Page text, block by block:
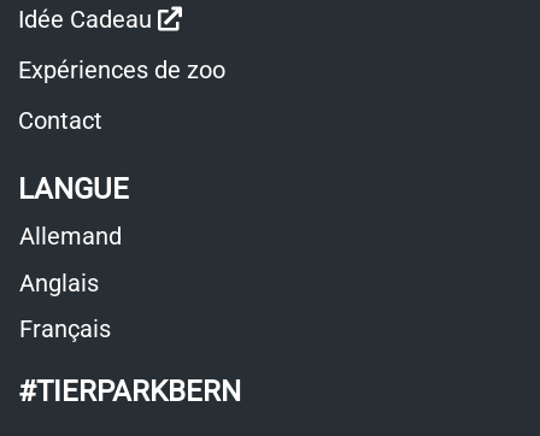
Idée Cadeau
Ouvre
dans
Expériences de zoo
Contact
LANGUE
Allemand
Anglais
Français
#TIERPARKBERN